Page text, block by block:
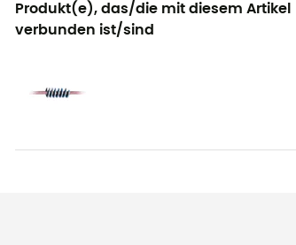
Produkt(e), das/die mit diesem Artikel
verbunden ist/sind